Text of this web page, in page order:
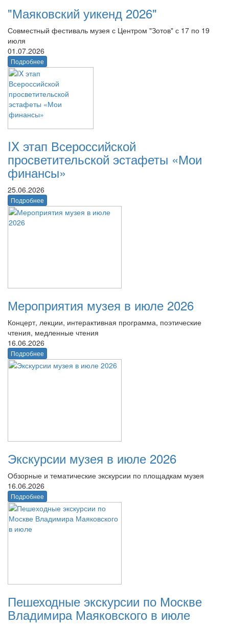
"Маяковский уикенд 2026"
Совместный фестиваль музея с Центром "Зотов" с 17 по 19
июля
01.07.2026
Подробнее
IX этап Всероссийской
просветительской эстафеты «Мои
финансы»
25.06.2026
Подробнее
Мероприятия музея в июле 2026
Концерт, лекции, интерактивная программа, поэтические
чтения, медленные чтения
16.06.2026
Подробнее
Экскурсии музея в июле 2026
Обзорные и тематические экскурсии по площадкам музея
16.06.2026
Подробнее
Пешеходные экскурсии по Москве
Владимира Маяковского в июле